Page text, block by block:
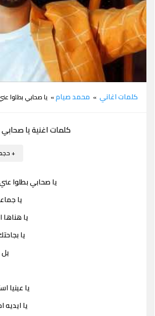
كلمات اغاني » محمد صيام» يا صحابي بطلوا
كلمات اغنية يا
+
يا صحابي بطلوا
يا
يا
يا
يا
يا